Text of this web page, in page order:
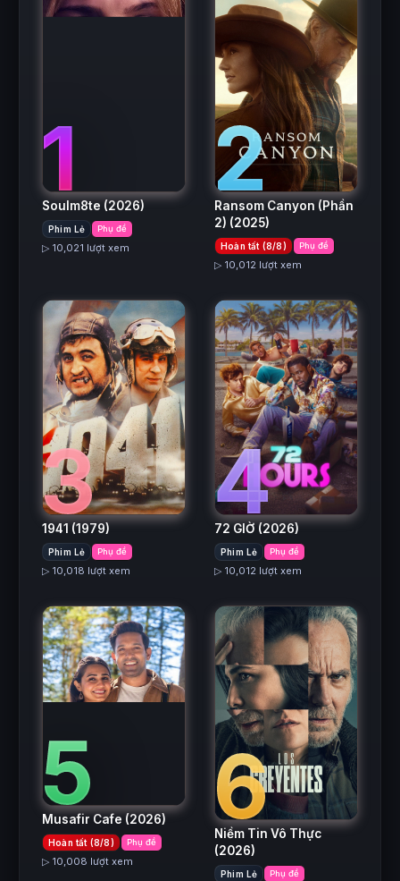
1
Soulm8te (2026)
Phim Lẻ Phụ đề
▷ 10,021 lượt xem
2
Ransom Canyon (Phần
2) (2025)
Hoàn tất (8/8) Phụ đề
▷ 10,012 lượt xem
3
1941 (1979)
Phim Lẻ Phụ đề
▷ 10,018 lượt xem
4
72 GIỜ (2026)
Phim Lẻ Phụ đề
▷ 10,012 lượt xem
5
Musafir Cafe (2026)
Hoàn tất (8/8) Phụ đề
▷ 10,008 lượt xem
6
Niềm Tin Vô Thực
(2026)
Phim Lẻ Phụ đề